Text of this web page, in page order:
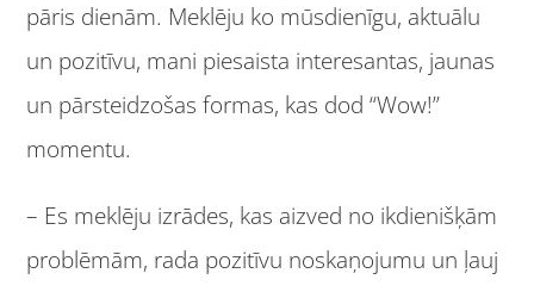
pāris dienām. Meklēju ko mūsdienīgu, aktuālu
un pozitīvu, mani piesaista interesantas, jaunas
un pārsteidzošas formas, kas dod “Wow!”
momentu.
– Es meklēju izrādes, kas aizved no ikdienišķām
problēmām, rada pozitīvu noskaņojumu un ļauj